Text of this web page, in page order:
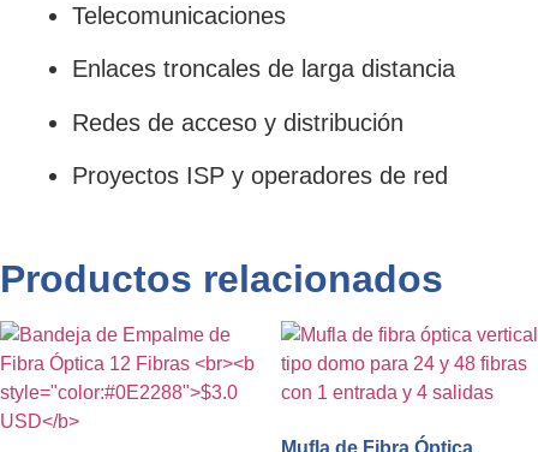
Telecomunicaciones
Enlaces troncales de larga distancia
Redes de acceso y distribución
Proyectos ISP y operadores de red
Productos relacionados